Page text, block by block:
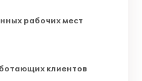
рабочих мест
клиентов